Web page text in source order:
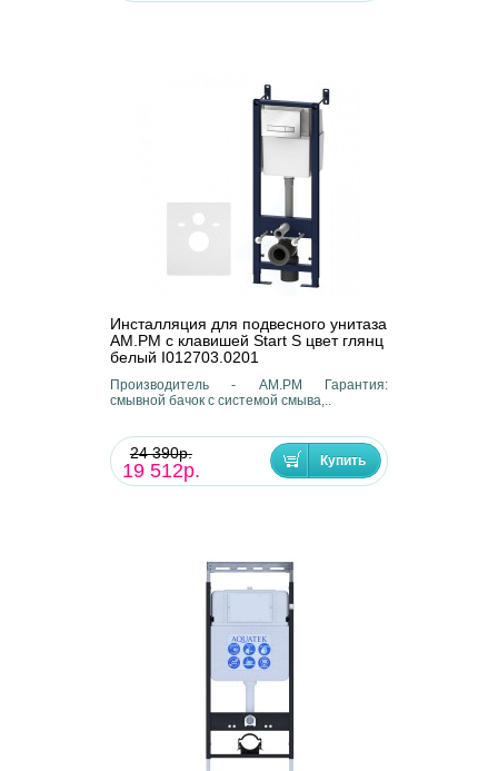
Инсталляция для подвесного унитаза
AM.PM с клавишей Start S цвет глянц
белый I012703.0201
Производитель - AM.PM Гарантия:
смывной бачок с системой смыва,..
24 390р.
19 512р.